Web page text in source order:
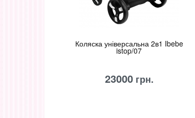
Коляска універсальна 2в1 Ibebe
istop/07
23000грн.